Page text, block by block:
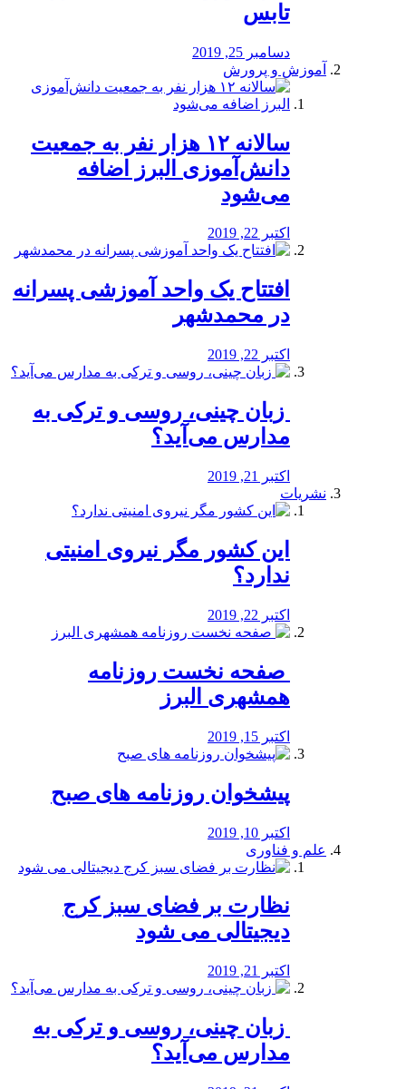
تابس
دسامبر 25, 2019
آموزش و پرورش
️سالانه ۱۲ هزار نفر به جمعیت
دانش‌آموزی البرز اضافه
می‌شود
اکتبر 22, 2019
افتتاح یک واحد آموزشی پسرانه
در محمدشهر
اکتبر 22, 2019
️ زبان چینی، روسی و ترکی به
مدارس می‌آید؟
اکتبر 21, 2019
نشریات
این کشور مگر نیروی امنیتی
ندارد؟
اکتبر 22, 2019
️ صفحه نخست روزنامه‌
همشهری البرز
اکتبر 15, 2019
پیشخوان روزنامه های صبح
اکتبر 10, 2019
علم و فناوری
نظارت بر فضای سبز کرج
دیجیتالی می شود
اکتبر 21, 2019
️ زبان چینی، روسی و ترکی به
مدارس می‌آید؟